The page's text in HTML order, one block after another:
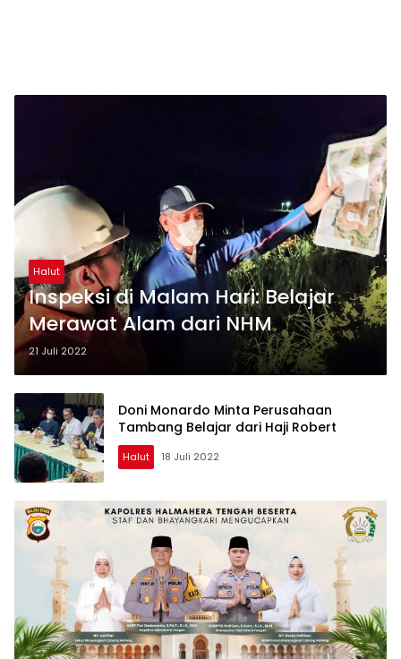
Halut
Inspeksi di Malam Hari: Belajar
Merawat Alam dari NHM
21 Juli 2022
Doni Monardo Minta Perusahaan
Tambang Belajar dari Haji Robert
Halut 18 Juli 2022